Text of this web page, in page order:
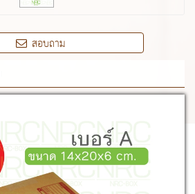
สอบถาม